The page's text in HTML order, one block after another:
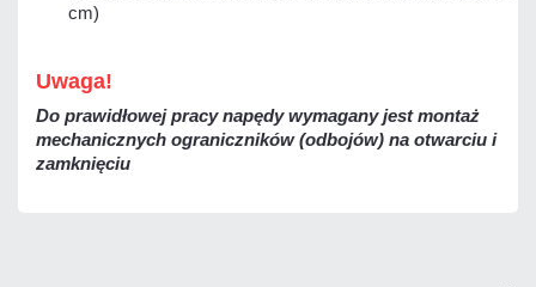
cm)
Uwaga!
Do prawidłowej pracy napędy wymagany jest montaż
mechanicznych ograniczników (odbojów) na otwarciu i
zamknięciu